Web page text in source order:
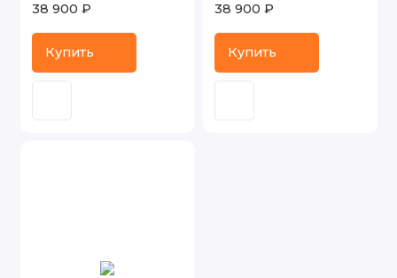
38 900 ₽
Купить
38 900 ₽
Купить